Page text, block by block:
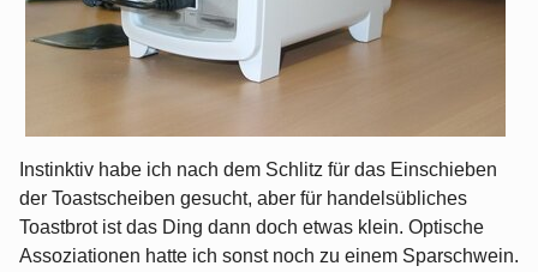
Instinktiv habe ich nach dem Schlitz für das Einschieben
der Toastscheiben gesucht, aber für handelsübliches
Toastbrot ist das Ding dann doch etwas klein. Optische
Assoziationen hatte ich sonst noch zu einem Sparschwein.